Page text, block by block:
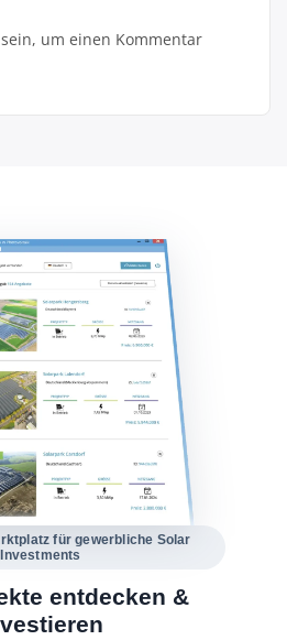
sein, um einen Kommentar